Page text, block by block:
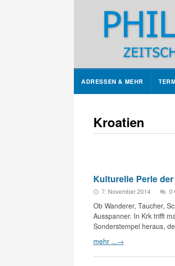
ADRESSEN & MEHR
Kroatien
Kulturelle Perle
7. November 2014 0
Ob Wanderer, Taucher,
Ausspanner. In Krk trifft
Sonderstempel heraus,
mehr ...→